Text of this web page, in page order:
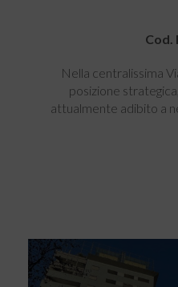
Cod.
Nella centralissima
posizione
attualmente adibito a